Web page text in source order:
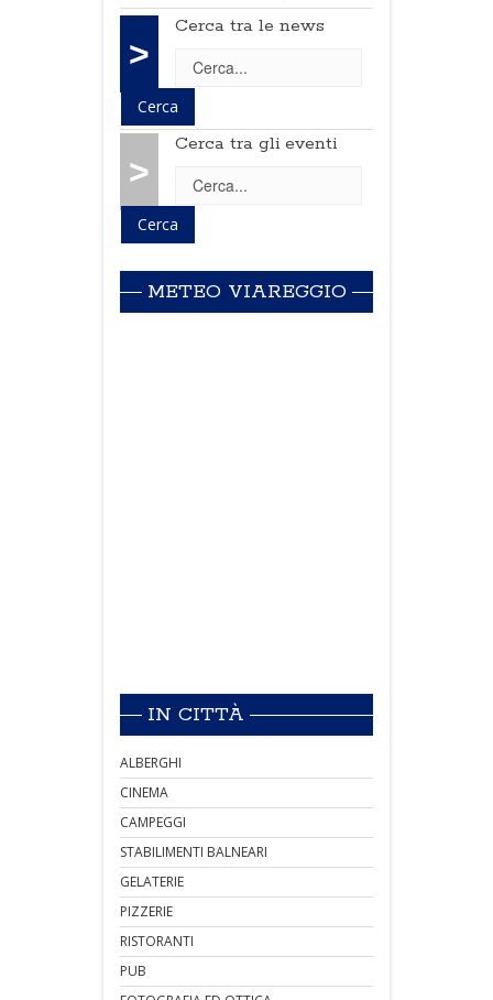
>
Cerca tra le news
>
Cerca tra gli eventi
METEO VIAREGGIO
IN CITTÀ
ALBERGHI
CINEMA
CAMPEGGI
STABILIMENTI BALNEARI
GELATERIE
PIZZERIE
RISTORANTI
PUB